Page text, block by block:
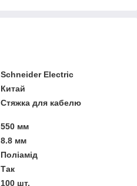
Schneider Electric
Китай
Стяжка для кабелю
550 мм
8.8 мм
Поліамід
Так
100 шт.